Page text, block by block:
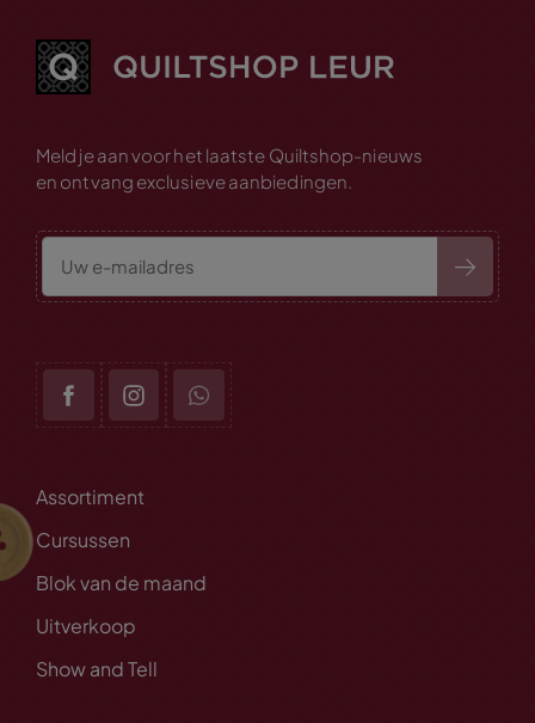
Meld je aan voor het laatste Quiltshop-nieuws
en ontvang exclusieve aanbiedingen.
Assortiment
Cursussen
Blok van de maand
Uitverkoop
Show and Tell